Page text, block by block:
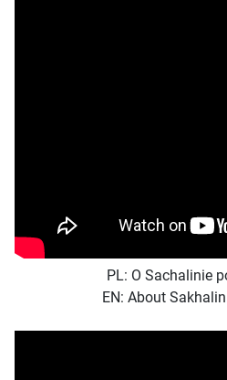
PL: O Sachalinie
EN: About